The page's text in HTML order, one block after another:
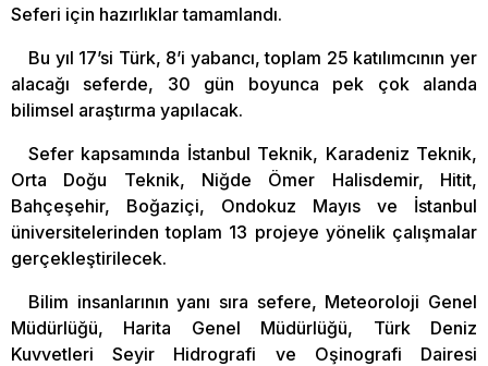
Seferi için hazırlıklar tamamlandı.
Bu yıl 17’si Türk, 8’i yabancı, toplam 25 katılımcının yer
alacağı seferde, 30 gün boyunca pek çok alanda
bilimsel araştırma yapılacak.
Sefer kapsamında İstanbul Teknik, Karadeniz Teknik,
Orta Doğu Teknik, Niğde Ömer Halisdemir, Hitit,
Bahçeşehir, Boğaziçi, Ondokuz Mayıs ve İstanbul
üniversitelerinden toplam 13 projeye yönelik çalışmalar
gerçekleştirilecek.
Bilim insanlarının yanı sıra sefere, Meteoroloji Genel
Müdürlüğü, Harita Genel Müdürlüğü, Türk Deniz
Kuvvetleri Seyir Hidrografi ve Oşinografi Dairesi